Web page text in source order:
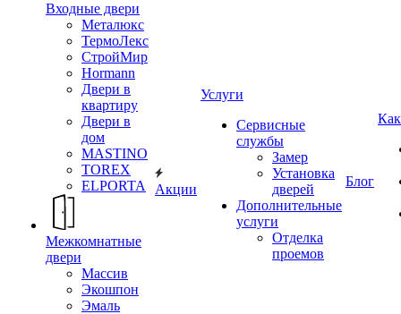
Входные двери
Металюкс
ТермоЛекс
СтройМир
Hormann
Двери в
квартиру
Двери в
дом
MASTINO
TOREX
ELPORTA
Межкомнатные
двери
Массив
Экошпон
Эмаль
Акции
Услуги
Сервисные
службы
Замер
Установка
дверей
Дополнительные
услуги
Отделка
проемов
Блог